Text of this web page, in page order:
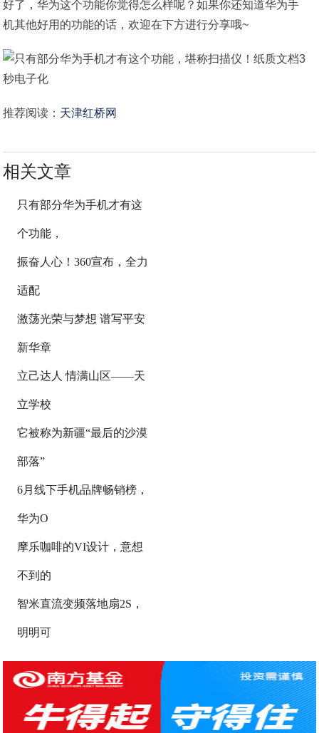
好了，华为这个功能你觉得怎么样呢？如果你还知道华为手
机其他好用的功能的话，欢迎在下方进行分享哦~
推荐阅读： 天津红桥网
相关文章
只有部分华为手机才有这
个功能，
振奋人心！360宣布，全力
适配
激荡光荣与梦想 谱写平安
新华章
立己达人 情满山区——天
立学校
它被称为新疆“最后的沙漠
部落”
6月线下手机品牌畅销榜，
华为O
摩乐咖啡的VI设计，意想
不到的
智米直流变频落地扇2S，
明明可